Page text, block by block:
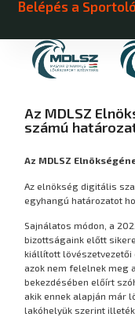
Belépés a
Az MDLSZ
számú
Az MDLSZ
Az elnökség digitális
egyhangú határozatot
Sajnálatos módon, a
bizottságaink előtt
kiállított lövészetvezetői
azok nem felelnek meg
bekezdésében előírt
akik ennek alapján már
lakóhelyük szerint